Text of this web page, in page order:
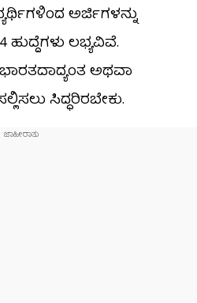
ಅರ್ಜಿಗಳನ್ನು
ಹುದ್ದೆಗಳು ಲಭ್ಯವಿವೆ.
ಅಥವಾ
ಸಿದ್ಧರಿರಬೇಕು.